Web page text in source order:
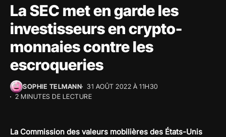
La SEC met en garde les
investisseurs en crypto-
monnaies contre les
escroqueries
SOPHIE TELMANN
31 AOÛT 2022 À 11H30
2 MINUTES DE LECTURE
La Commission des valeurs mobilières des États-Unis